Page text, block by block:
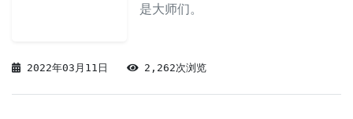
是大师们。
2022年03月11日 2,262次浏览